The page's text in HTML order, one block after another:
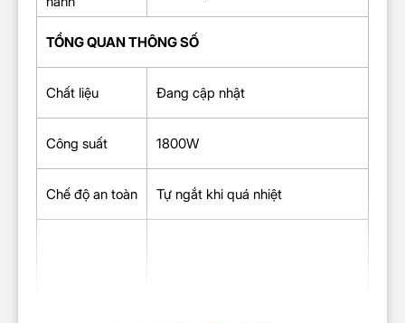
TỔNG QUAN THÔNG SỐ
Chất liệu Đang cập nhật
Công suất 1800W
Chế độ an toàn Tự ngắt khi quá nhiệt